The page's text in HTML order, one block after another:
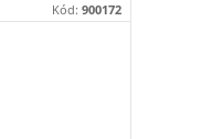
Kód: 900172